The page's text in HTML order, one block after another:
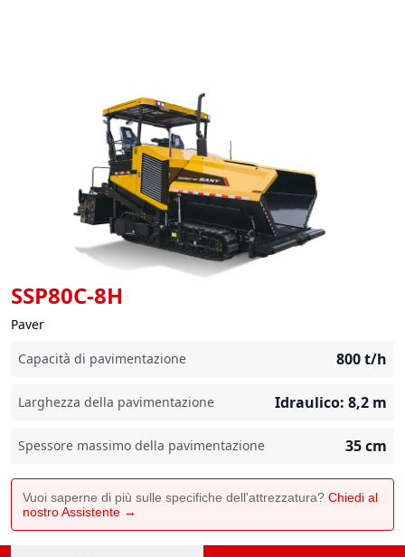
SSP80C-8H
Paver
Capacità di pavimentazione
800t/h
Larghezza della pavimentazione Idraulico: 8,2 m
Spessore massimo della pavimentazione 35cm
Vuoi saperne di più sulle specifiche dell'attrezzatura? Chiedi al
nostro Assistente →